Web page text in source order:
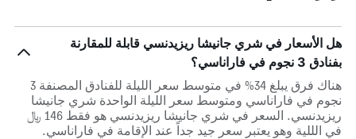
هل الأسعار في شري جانيشا ريزيدنسي قابلة للمقارنة
بفنادق 3 نجوم في فاراناسي؟
هناك فرق يبلغ 34% في متوسط ​​سعر الليلة للفنادق المصنفة 3
نجوم في فاراناسي ومتوسط ​​سعر الليلة الواحدة شري جانيشا
ريزيدنسي. السعر في شري جانيشا ريزيدنسي هو فقط 146 ﷼
في الللية وهو يعتبر سعر جيد جداً عند الإقامة في فاراناسي.